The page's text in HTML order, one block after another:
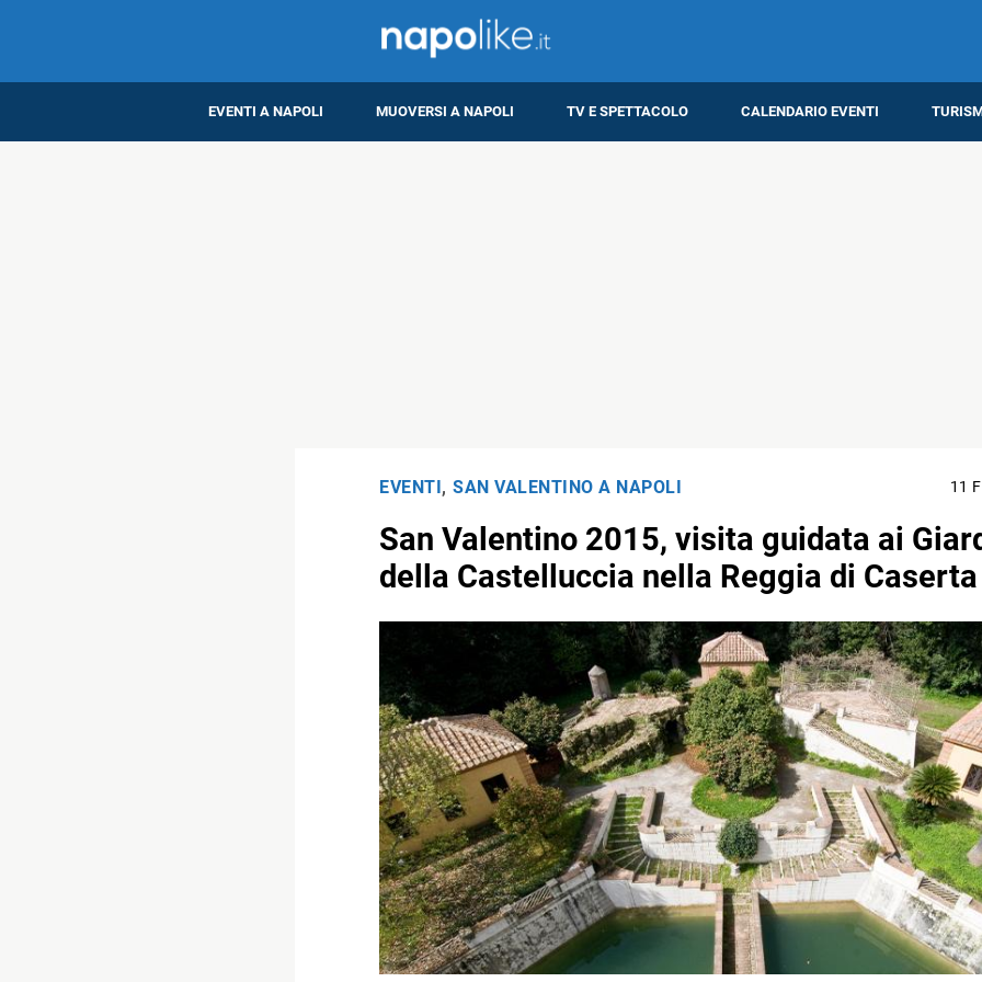
EVENTI A NAPOLI MUOVERSI A NAPOLI TV E SPETTACOLO CALENDARIO EVENTI
EVENTI , SAN VALENTINO A NAPOLI 11
San Valentino 2015, visita guidata ai
della Castelluccia nella Reggia di Caserta